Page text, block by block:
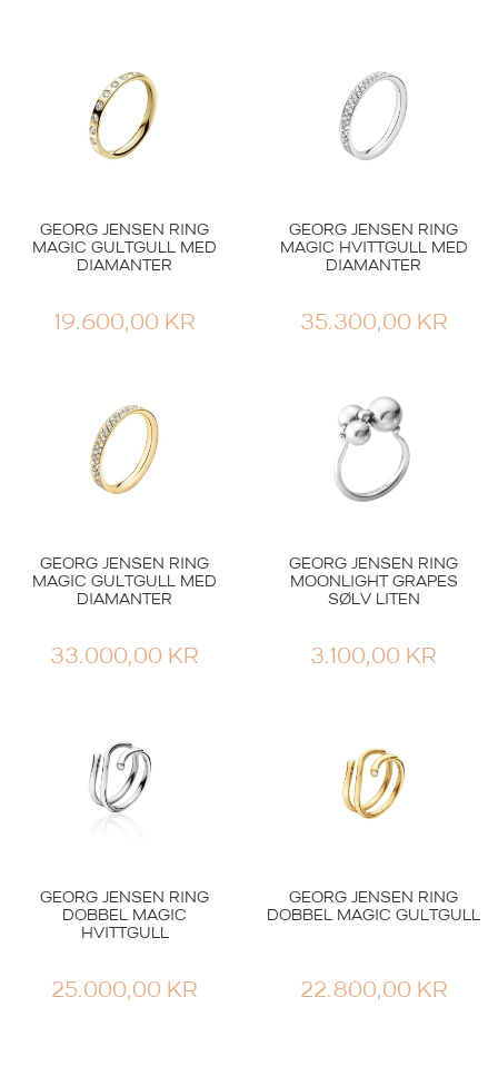
GEORG JENSEN RING
MAGIC GULTGULL MED
DIAMANTER
19.600,00 KR
GEORG JENSEN RING
MAGIC HVITTGULL MED
DIAMANTER
35.300,00 KR
GEORG JENSEN RING
MAGIC GULTGULL MED
DIAMANTER
33.000,00 KR
GEORG JENSEN RING
MOONLIGHT GRAPES
SØLV LITEN
3.100,00 KR
GEORG JENSEN RING
DOBBEL MAGIC
HVITTGULL
25.000,00 KR
GEORG JENSEN RING
DOBBEL MAGIC GULTGULL
22.800,00 KR